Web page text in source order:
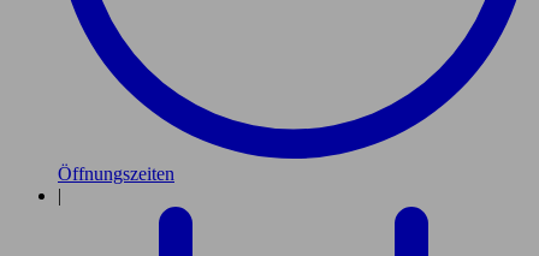
Öffnungszeiten
|